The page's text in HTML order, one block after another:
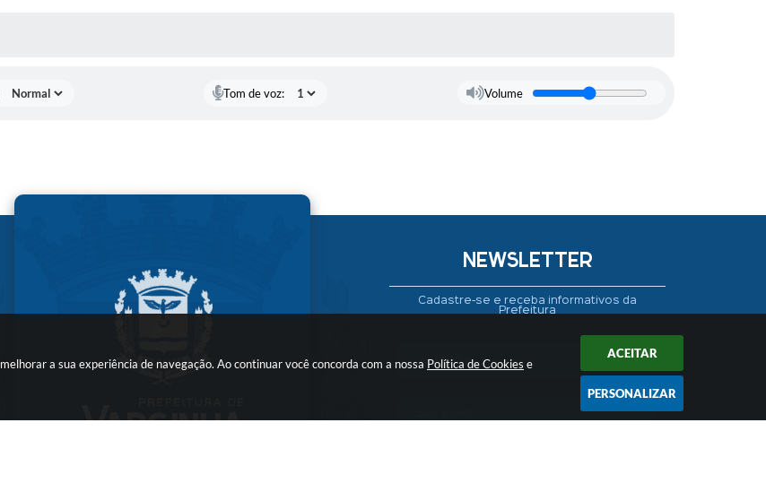
a sua experiência de navegação. Ao continuar você concorda com a nossa Política de Cookies e
ACEITAR
PERSONALIZAR
Tom de voz: Volume
NEWSLETTER
Cadastre-se e receba informativos da
Prefeitura